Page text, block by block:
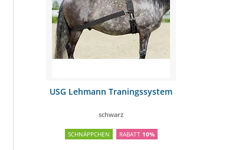
USG Lehmann Traningssystem
schwarz
SCHNÄPPCHEN RABATT 10%